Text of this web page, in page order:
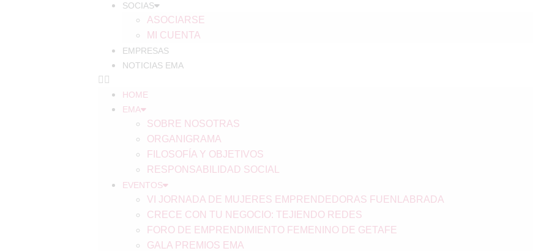
SOCIAS
ASOCIARSE
MI CUENTA
EMPRESAS
NOTICIAS EMA
HOME
EMA
SOBRE NOSOTRAS
ORGANIGRAMA
FILOSOFÍA Y OBJETIVOS
RESPONSABILIDAD SOCIAL
EVENTOS
VI JORNADA DE MUJERES EMPRENDEDORAS FUENLABRADA
CRECE CON TU NEGOCIO: TEJIENDO REDES
FORO DE EMPRENDIMIENTO FEMENINO DE GETAFE
GALA PREMIOS EMA